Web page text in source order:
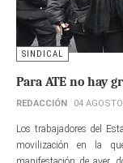
SINDICAL
Para ATE no hay
REDACCIÓN 04
Los trabajadores del
movilización en la